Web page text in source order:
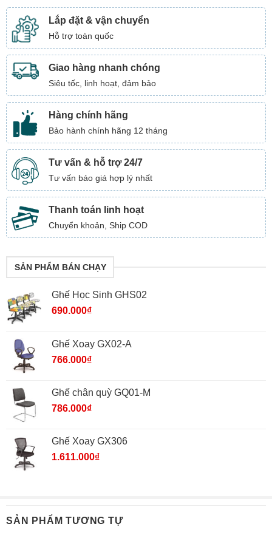
Lắp đặt & vận chuyển
Hỗ trợ toàn quốc
Giao hàng nhanh chóng
Siêu tốc, linh hoạt, đảm bảo
Hàng chính hãng
Bảo hành chính hãng 12 tháng
Tư vấn & hỗ trợ 24/7
Tư vấn báo giá hợp lý nhất
Thanh toán linh hoạt
Chuyển khoản, Ship COD
SẢN PHẨM BÁN CHẠY
Ghế Học Sinh GHS02
690.000₫
Ghế Xoay GX02-A
766.000₫
Ghế chân quỳ GQ01-M
786.000₫
Ghế Xoay GX306
1.611.000₫
SẢN PHẨM TƯƠNG TỰ